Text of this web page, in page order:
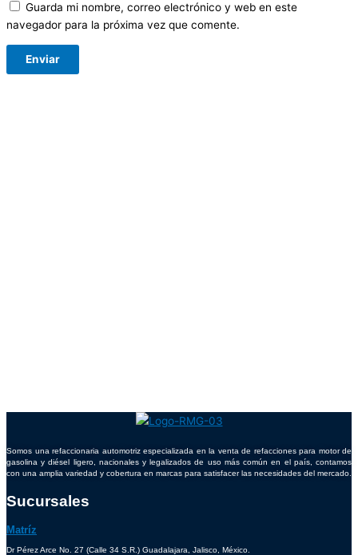
Guarda mi nombre, correo electrónico y web en este
navegador para la próxima vez que comente.
Somos una refaccionaria automotriz especializada en la venta de refacciones para motor de
gasolina y diésel ligero, nacionales y legalizados de uso más común en el país, contamos
con una amplia variedad y cobertura en marcas para satisfacer las necesidades del mercado.
Sucursales
Matríz
Dr Pérez Arce No. 27 (Calle 34 S.R.) Guadalajara, Jalisco, México.